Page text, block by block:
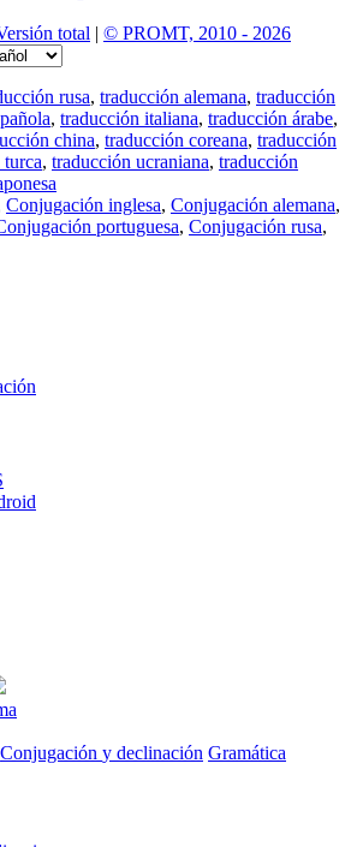
total | © PROMT, 2010 - 2026
rusa, traducción alemana, traducción
, traducción italiana, traducción árabe,
china, traducción coreana, traducción
, traducción ucraniana, traducción
Conjugación inglesa, Conjugación alemana,
portuguesa, Conjugación rusa,
Conjugación y declinación Gramática